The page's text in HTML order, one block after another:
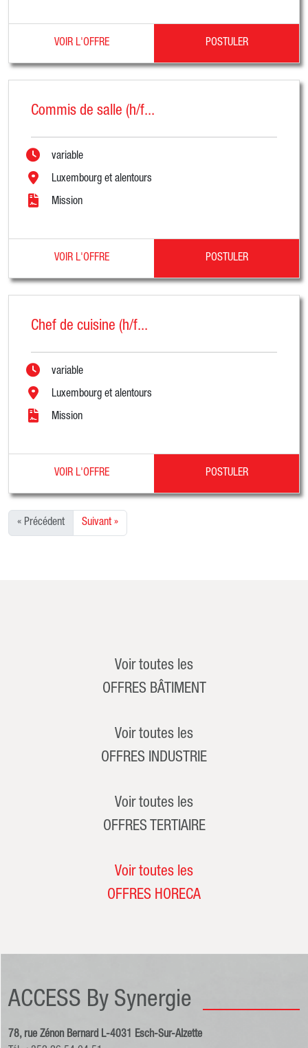
VOIR L'OFFRE POSTULER
Commis de salle (h/f...
variable
Luxembourg et alentours
Mission
VOIR L'OFFRE POSTULER
Chef de cuisine (h/f...
variable
Luxembourg et alentours
Mission
VOIR L'OFFRE POSTULER
« Précédent Suivant »
Voir toutes les
OFFRES BÂTIMENT
Voir toutes les
OFFRES INDUSTRIE
Voir toutes les
OFFRES TERTIAIRE
Voir toutes les
OFFRES HORECA
ACCESS By Synergie
78, rue Zénon Bernard L-4031 Esch-Sur-Alzette